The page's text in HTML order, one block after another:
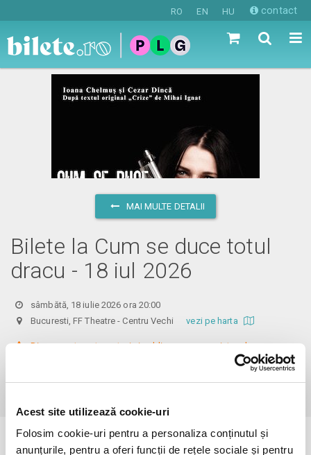
Acest site utilizează cookie-uri
Folosim cookie-uri pentru a personaliza conținutul și
anunțurile, pentru a oferi funcții de rețele sociale și pentru
RO EN HU contact
MAI MULTE DETALII
Bilete la Cum se duce totul
dracu - 18 iul 2026
sâmbătă, 18 iulie 2026 ora 20:00
Bucuresti, FF Theatre - Centru Vechivezi pe harta
Din respect pentru actori si public avem rugamintea de a va
prezenta cu cel putin 30 de minute inainte de inceperea spectacolului.
Evenimentul a expirat.